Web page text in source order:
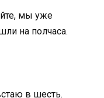
мы уже
на полчаса.
в шесть.